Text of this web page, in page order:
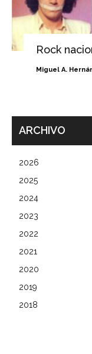
Rock
Miguel A.
ARCHIVO
2026
2025
2024
2023
2022
2021
2020
2019
2018